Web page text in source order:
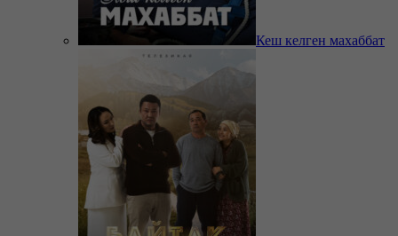
Кеш келген махаббат